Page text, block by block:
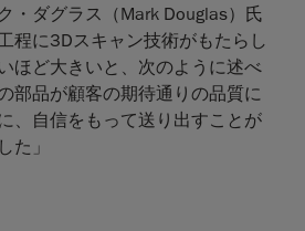
・ダグラス（Mark Douglas）氏
程に3Dスキャン技術がもたらし
ほど大きいと、次のように述べ
部品が顧客の期待通りの品質に
、自信をもって送り出すことが
た」